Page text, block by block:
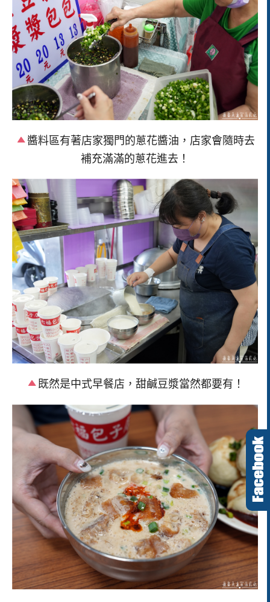
醬料區有著店家獨門的蔥花醬油，店家會隨時去
補充滿滿的蔥花進去！
既然是中式早餐店，甜鹹豆漿當然都要有！